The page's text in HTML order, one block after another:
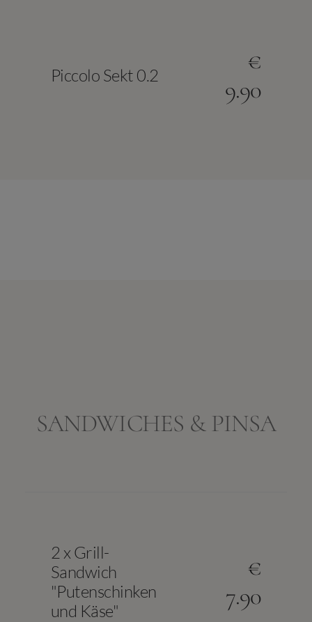
Piccolo Sekt 0.2
€
9.90
SANDWICHES & PINSA
2 x Grill-
Sandwich
"Putenschinken
und Käse"
€
7.90